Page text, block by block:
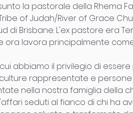
la pastorale della Rhema
of Judah/River of Grace
di Brisbane. L'ex pastore era
ora lavora principalmente
abbiamo il privilegio di essere
rappresentate e
nella nostra famiglia della
seduti al fianco di chi ha